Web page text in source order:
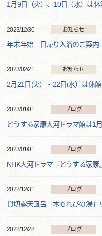
1月9日（火）、10日（水）は休
2023/12/30 お知らせ
年末年始 日帰り入浴のご案内
2023/02/21 お知らせ
2月21日(火）・22日(水）は休館
2023/01/01 ブログ
どうする家康大河ドラマ館は1
2023/01/01 ブログ
NHK大河ドラマ『どうする家康
2022/12/31 ブログ
貸切露天風呂「木もれびの湯」
2022/12/28 ブログ